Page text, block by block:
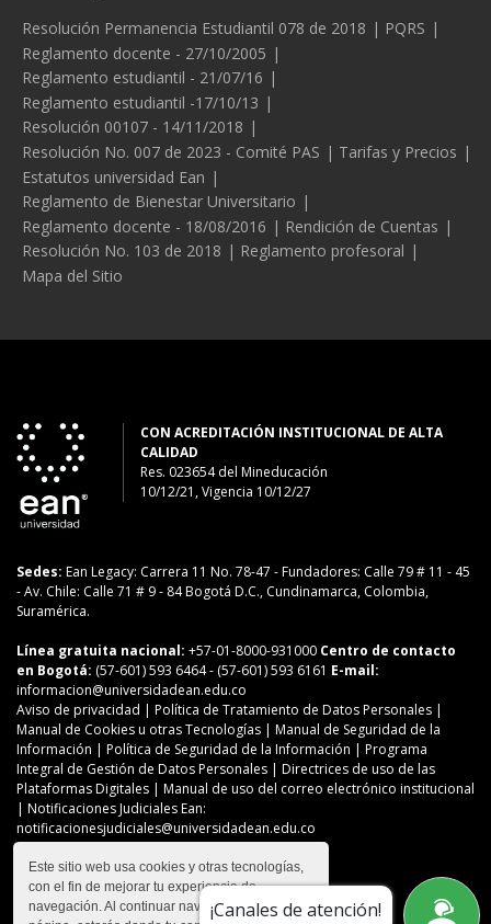
Este sitio web usa cookies y otras tecnologías,
con el fin de mejorar tu experiencia de
navegación. Al continuar navegando en esta¡Canales de atención!
Legales
Resolución Permanencia Estudiantil 078 de 2018
PQRS
Reglamento docente - 27/10/2005
Reglamento estudiantil - 21/07/16
Reglamento estudiantil -17/10/13
Resolución 00107 - 14/11/2018
Resolución No. 007 de 2023 - Comité PAS
Tarifas y Precios
Estatutos universidad Ean
Reglamento de Bienestar Universitario
Reglamento docente - 18/08/2016
Rendición de Cuentas
Resolución No. 103 de 2018
Reglamento profesoral
Mapa del Sitio
CON ACREDITACIÓN INSTITUCIONAL DE ALTA
CALIDAD
Res. 023654del Mineducación
10/12/21, Vigencia 10/12/27
Sedes: Ean Legacy: Carrera 11 No. 78-47 -Fundadores: Calle 79 # 11 - 45
-Av. Chile: Calle 71 # 9 - 84Bogotá D.C., Cundinamarca, Colombia,
Suramérica.
Línea gratuita nacional: +57-01-8000-931000 Centro de contacto
en Bogotá: (57-601) 593 6464- (57-601) 593 6161 E-mail:
informacion@universidadean.edu.co
Aviso de privacidad | Política de Tratamiento de Datos Personales |
Manual de Cookies u otras Tecnologías | Manual de Seguridad de la
Información | Política de Seguridad de la Información | Programa
Integral de Gestión de Datos Personales | Directrices de uso de las
Plataformas Digitales | Manual de uso del correo electrónico institucional
| Notificaciones Judiciales Ean:
notificacionesjudiciales@universidadean.edu.co
Contáctanos
Menú Redes Sociales